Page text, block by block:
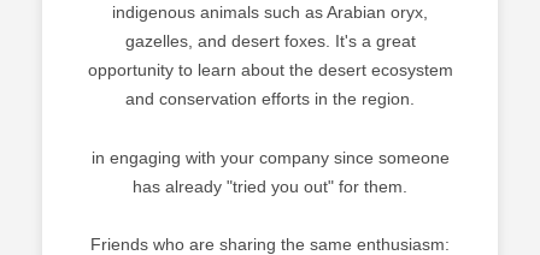
indigenous animals such as Arabian oryx,
gazelles, and desert foxes. It's a great
opportunity to learn about the desert ecosystem
and conservation efforts in the region.
in engaging with your company since someone
has already "tried you out" for them.
Friends who are sharing the same enthusiasm: